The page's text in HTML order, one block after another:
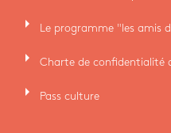
arrow_right Le programme "les amis
arrow_right Charte de confidentialité
arrow_right Pass culture